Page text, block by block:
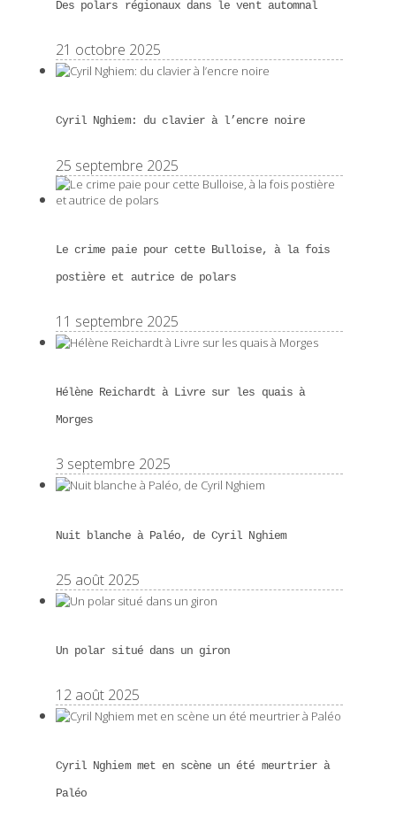
Des polars régionaux dans le vent automnal
21 octobre 2025
Cyril Nghiem: du clavier à l’encre noire
25 septembre 2025
Le crime paie pour cette Bulloise, à la fois
postière et autrice de polars
11 septembre 2025
Hélène Reichardt à Livre sur les quais à
Morges
3 septembre 2025
Nuit blanche à Paléo, de Cyril Nghiem
25 août 2025
Un polar situé dans un giron
12 août 2025
Cyril Nghiem met en scène un été meurtrier à
Paléo